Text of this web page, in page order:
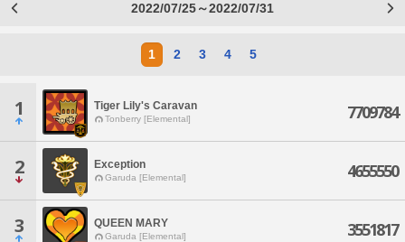
2022/07/25～2022/07/31
1 2 3 4 5
1 Tiger Lily's Caravan
Tonberry [Elemental] 7709784
2 Exception
Garuda [Elemental] 4655550
3 QUEEN MARY
Garuda [Elemental] 3551817